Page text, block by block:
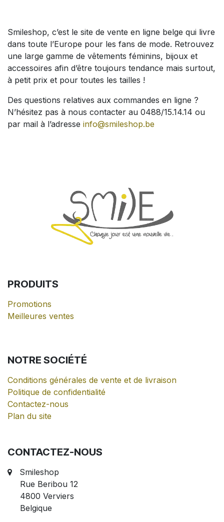
Smileshop, c’est le site de vente en ligne belge qui livre
dans toute l’Europe pour les fans de mode. Retrouvez
une large gamme de vêtements féminins, bijoux et
accessoires afin d’être toujours tendance mais surtout,
à petit prix et pour toutes les tailles !
Des questions relatives aux commandes en ligne ?
N’hésitez pas à nous contacter au 0488/15.14.14 ou
par mail à l’adresse info@smileshop.be
PRODUITS
Promotions
Meilleures ventes
NOTRE SOCIÉTÉ
Conditions générales de vente et de livraison
Politique de confidentialité
Contactez-nous
Plan du site
CONTACTEZ-NOUS
Smileshop
Rue Beribou 12
4800 Verviers
Belgique